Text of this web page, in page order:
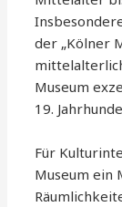
der „Kölner
Museum
19.
Für
Museum ein